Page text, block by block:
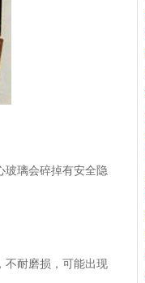
玻璃会碎掉有安全隐
不耐磨损，可能出现